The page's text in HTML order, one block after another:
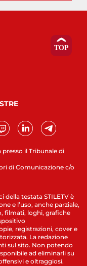
il Tribunale di
di Comunicazione c/o
testata STILETV è
e l’uso, anche parziale,
filmati, loghi, grafiche
registrazioni, cover e
La redazione
sul sito. Non potendo
ad eliminarli su
e oltraggiosi.